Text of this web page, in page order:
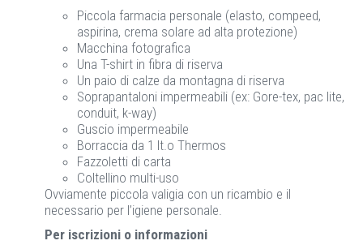
Piccola farmacia personale (elasto, compeed,
aspirina, crema solare ad alta protezione)
Macchina fotografica
Una T-shirt in fibra di riserva
Un paio di calze da montagna di riserva
Soprapantaloni impermeabili (ex: Gore-tex, pac lite,
conduit, k-way)
Guscio impermeabile
Borraccia da 1 lt.o Thermos
Fazzoletti di carta
Coltellino multi-uso
Ovviamente piccola valigia con un ricambio e il
necessario per l’igiene personale.
Per iscrizioni o informazioni